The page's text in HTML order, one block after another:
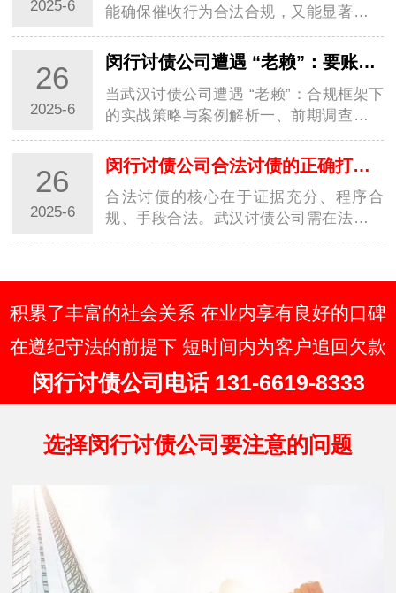
2025-6
能确保催收行为合法合规，又能显著提升
回款效率，实现商业债权的最大化保护。
一、证据链构建与债务性质认定1. 全维度
证据固定基础证据：合同、借条、转账记
录需…
26
2025-6
闵行讨债公司遭遇 “老赖”：要账实战经验大分享
当武汉讨债公司遭遇 “老赖”：合规框架下
的实战策略与案例解析一、前期调查：用
数据构建 “老赖” 行为画像1. 多维信息穿透
术工商 / 司法数据联动：通过国家企业信
用信息公示系统查询 “老赖” 关联…
26
2025-6
闵行讨债公司合法讨债的正确打开方式你知道几种？
合法讨债的核心在于证据充分、程序合
规、手段合法。武汉讨债公司需在法律框
架内灵活运用协商、调解、诉讼等手段，
建议债权人优先通过法律途径解决纠纷，
必要时委…
积累了丰富的社会关系 在业内享有良好的口碑
在遵纪守法的前提下 短时间内为客户追回欠款
闵行讨债公司电话 131-6619-8333
选择闵行讨债公司要注意的问题